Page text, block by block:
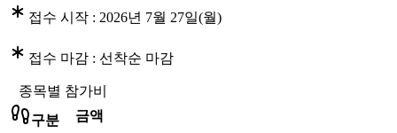
접수 시작 : 2026년 7월 27일(월)
접수 마감 : 선착순 마감
종목별 참가비
구분
금액